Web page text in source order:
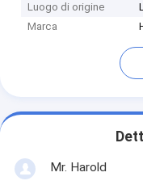
Luogo di origine
Marca
Mr. Harold